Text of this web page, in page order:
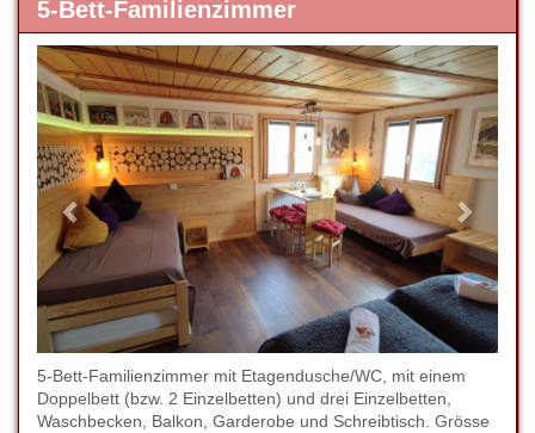
5-Bett-Familienzimmer
Previous
Next
5-Bett-Familienzimmer mit Etagendusche/WC, mit einem
Doppelbett (bzw. 2 Einzelbetten) und drei Einzelbetten,
Waschbecken, Balkon, Garderobe und Schreibtisch. Grösse